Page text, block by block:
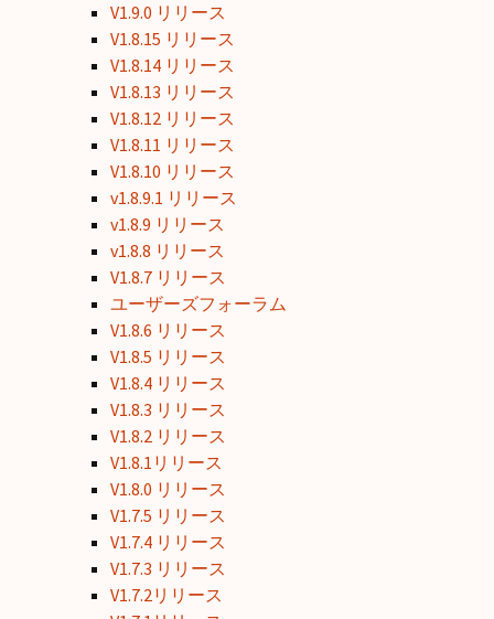
V1.9.0 リリース
V1.8.15 リリース
V1.8.14 リリース
V1.8.13 リリース
V1.8.12 リリース
V1.8.11 リリース
V1.8.10 リリース
v1.8.9.1 リリース
v1.8.9 リリース
v1.8.8 リリース
V1.8.7 リリース
ユーザーズフォーラム
V1.8.6 リリース
V1.8.5 リリース
V1.8.4 リリース
V1.8.3 リリース
V1.8.2 リリース
V1.8.1リリース
V1.8.0 リリース
V1.7.5 リリース
V1.7.4 リリース
V1.7.3 リリース
V1.7.2リリース